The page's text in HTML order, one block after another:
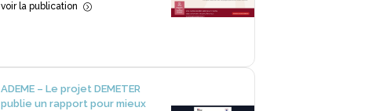
voir la publication =
ADEME – Le projet DEMETER
publie un rapport pour mieux